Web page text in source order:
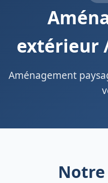
extérieur
Aménagement